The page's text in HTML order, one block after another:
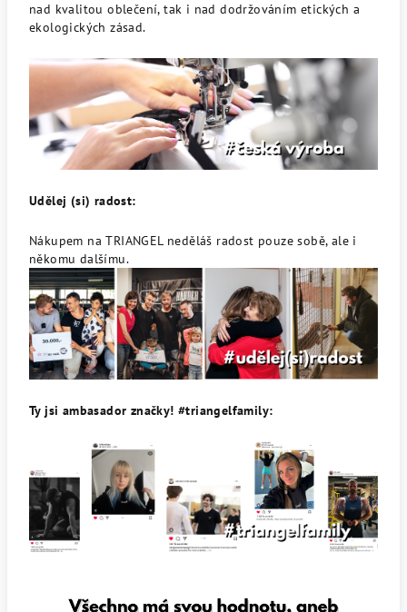
nad kvalitou oblečení, tak i nad dodržováním etických a
ekologických zásad.
Udělej (si) radost:
Nákupem na TRIANGEL neděláš radost pouze sobě, ale i
někomu dalšímu.
Ty jsi ambasador značky! #triangelfamily: